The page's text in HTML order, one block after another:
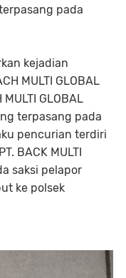
pada
kejadian
MULTI GLOBAL
GLOBAL
terpasang pada
pencurian terdiri
BACK MULTI
saksi pelapor
ke polsek